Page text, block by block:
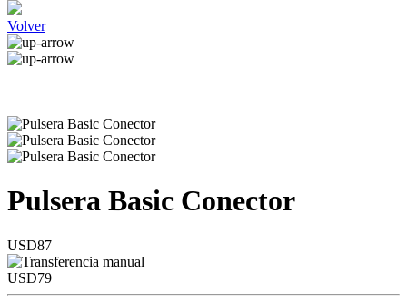
Volver
Pulsera Basic Conector
USD87
USD79